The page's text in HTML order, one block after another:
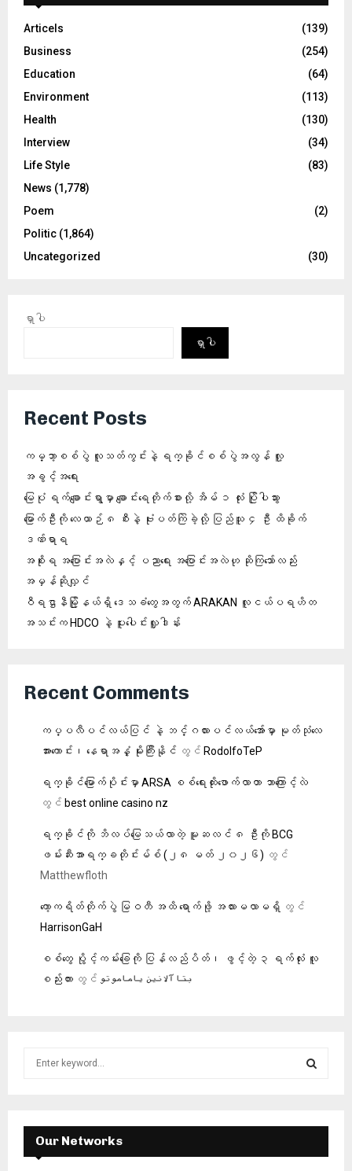
Articels
(139)
Business
(254)
Education
(64)
Environment
(113)
Health
(130)
Interview
(34)
Life Style
(83)
News (1,778)
Poem
(2)
Politic (1,864)
Uncategorized
(30)
ရှာပါ
ရှာပါ
Recent Posts
ကမ္ဘာ့စစ်ပွဲ လူသတ်ကွင်းနဲ့ ရက္ခိုင်စစ်ပွဲအလွန် လူ့
အခွင့်အရေး
မြေပုံ ရက်ချောင်းရွာမှာ ချောင်းရေတိုက်စားလို့ အိမ် ၁ လုံး ပြိုပါသွား
မြောက်ဦးကို လေယာဉ် ၈ စီးနဲ့ ဗုံးပတ်ကြဲခဲ့လို့ ပြည်သူ ၄ ဦး ထိခိုက်
ဒဏ်ရာရ
အစိုးရ အပြောင်းအလဲနှင့် ပညာရေး အပြောင်းအလဲဟု ဆိုကြသော်လည်း
အမှန်ဆိုလျှင်
ဝီရဌာနီမြို့နယ်ရှိ‌ ဒေသခံတွေအတွက် ARAKAN လူငယ်ပရဟိတ
အသင်းက HDCO နဲ့ ပူးပေါင်းလှူဒါန်း
Recent Comments
ကပ္ပလီပင်လယ်ပြင် နဲ့ ဘင်္ဂလားပင်လယ်အော်မှာ မုတ်သုံလေ
အားကောင်း၊ နေရာအနှံ့ မိုးကြီးနိုင် တွင် RodolfoTeP
ရက္ခိုင်မြောက်ပိုင်းမှာ ARSA စစ်ရေးထိုးဖောက်လာတာ ဘာကြောင့်လဲ
တွင် best online casino nz
‎ရက္ခိုင်ကို ဘိလပ်မြေသယ်လာတဲ့ မူဆလင် ၈ ဦးကို BCG
ဖမ်းဆီး‎အာရက္ခတိုင်းမ်စ် (၂၈ မတ် ၂၀၂၆) တွင်
Matthewfloth
ကော့ကရိတ်တိုက်ပွဲ မြဝတီ အထိ ရောက်ဖို့ အလားမလာမရှိ တွင်
HarrisonGaH
စစ်တွေ ပွိုင့်ကမ်းခြေကို ပြန်လည်ပိတ်၊ ဖွင့်တဲ့ ၃ ရက်လုံး လူ
စည်းကား တွင် بتا آلانین یاماموتو
f
E
A
Our Networks